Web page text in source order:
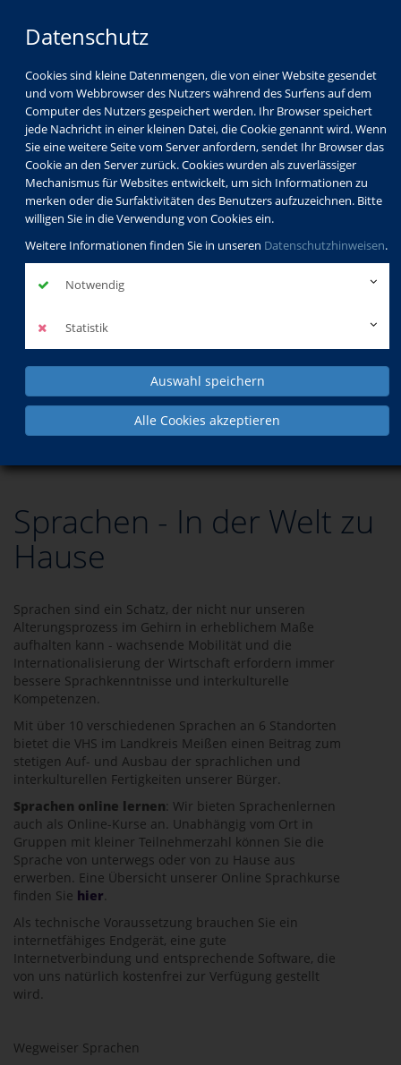
Datenschutz
Cookies sind kleine Datenmengen, die von einer Website gesendet
und vom Webbrowser des Nutzers während des Surfens auf dem
Computer des Nutzers gespeichert werden. Ihr Browser speichert
jede Nachricht in einer kleinen Datei, die Cookie genannt wird. Wenn
Sie eine weitere Seite vom Server anfordern, sendet Ihr Browser das
Cookie an den Server zurück. Cookies wurden als zuverlässiger
Mechanismus für Websites entwickelt, um sich Informationen zu
merken oder die Surfaktivitäten des Benutzers aufzuzeichnen. Bitte
willigen Sie in die Verwendung von Cookies ein.
Weitere Informationen finden Sie in unseren Datenschutzhinweisen.
Notwendig
Statistik
Auswahl speichern
Alle Cookies akzeptieren
Sprachen
Sprachen - In der Welt zu
Hause
Sprachen sind ein Schatz, der nicht nur unseren
Alterungsprozess im Gehirn in erheblichem Maße
aufhalten kann - wachsende Mobilität und die
Internationalisierung der Wirtschaft erfordern immer
bessere Sprachkenntnisse und interkulturelle
Kompetenzen.
Mit über 10 verschiedenen Sprachen an 6 Standorten
bietet die VHS im Landkreis Meißen einen Beitrag zum
stetigen Auf- und Ausbau der sprachlichen und
interkulturellen Fertigkeiten unserer Bürger.
Sprachen online lernen: Wir bieten Sprachenlernen
auch als Online-Kurse an. Unabhängig vom Ort in
Gruppen mit kleiner Teilnehmerzahl können Sie die
Sprache von unterwegs oder von zu Hause aus
erwerben. Eine Übersicht unserer Online Sprachkurse
finden Sie hier.
Als technische Voraussetzung brauchen Sie ein
internetfähiges Endgerät, eine gute
Internetverbindung und entsprechende Software, die
von uns natürlich kostenfrei zur Verfügung gestellt
wird.
Wegweiser Sprachen